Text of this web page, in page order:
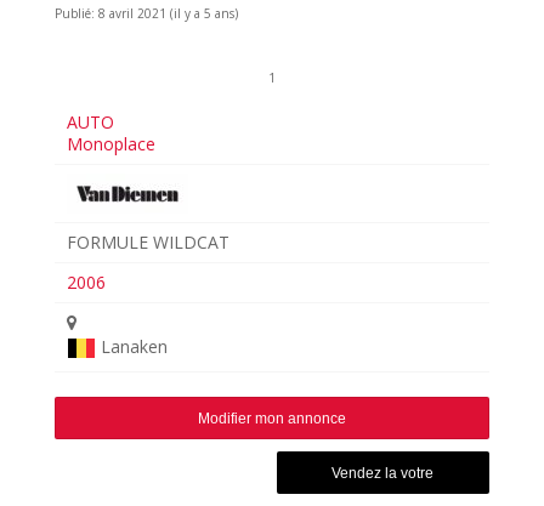
Publié: 8 avril 2021 (il y a 5 ans)
1
AUTO
Monoplace
FORMULE WILDCAT
2006
Lanaken
Modifier mon annonce